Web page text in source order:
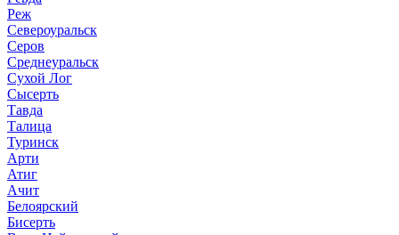
Реж
Североуральск
Серов
Среднеуральск
Сухой Лог
Сысерть
Тавда
Талица
Туринск
Арти
Атиг
Ачит
Белоярский
Бисерть